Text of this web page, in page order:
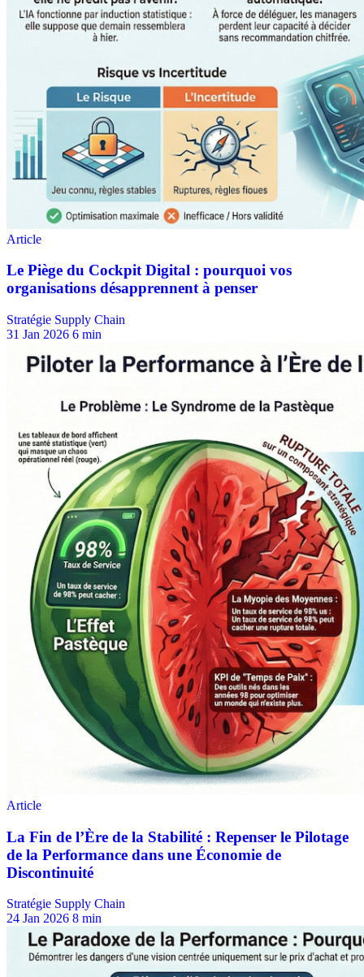
Stratégie Supply Chain
31 Jan 2026 6 min
Stratégie Supply Chain
24 Jan 2026 8 min